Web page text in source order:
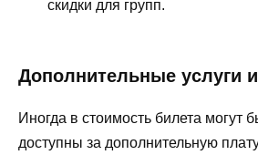
скидки для групп.
Дополнительные услуги
Иногда в стоимость билета могут
доступны за дополнительную